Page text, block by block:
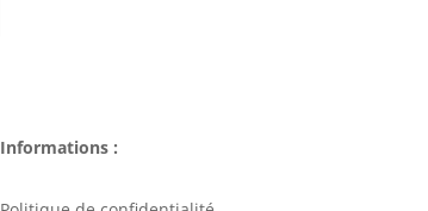
Informations :